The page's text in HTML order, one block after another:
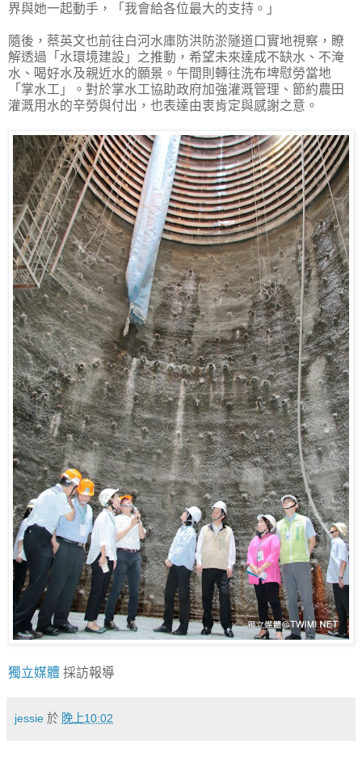
界與她一起動手，「我會給各位最大的支持。」
隨後，蔡英文也前往白河水庫防洪防淤隧道口實地視察，瞭
解透過「水環境建設」之推動，希望未來達成不缺水、不淹
水、喝好水及親近水的願景。午間則轉往洗布埤慰勞當地
「掌水工」。對於掌水工協助政府加強灌溉管理、節約農田
灌溉用水的辛勞與付出，也表達由衷肯定與感謝之意。
獨立媒體 採訪報導
jessie 於 晚上10:02